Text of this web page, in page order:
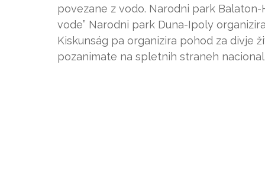
povezane z vodo. Narodni park
vode” Narodni park Duna-Ipoly
Kiskunság pa organizira pohod za divje
pozanimate na spletnih straneh